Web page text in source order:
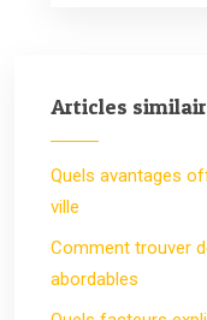
Articles
Quels avantages
ville
Comment trouver
abordables